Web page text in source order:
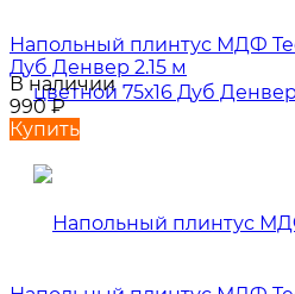
Напольный плинтус МДФ
Дуб Денвер 2.15 м
В наличии
990₽
Купить